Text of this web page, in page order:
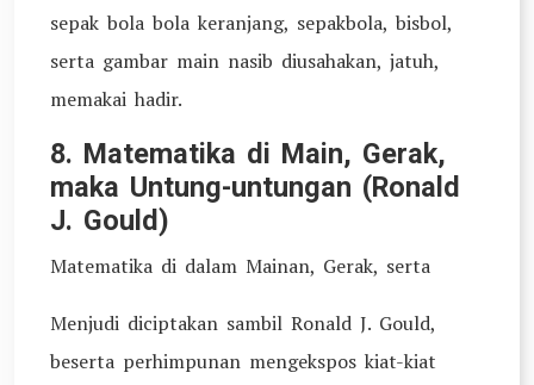
sepak bola bola keranjang, sepakbola, bisbol,
serta gambar main nasib diusahakan, jatuh,
memakai hadir.
8. Matematika di Main, Gerak,
maka Untung-untungan (Ronald
J. Gould)
Matematika di dalam Mainan, Gerak, serta
Menjudi diciptakan sambil Ronald J. Gould,
beserta perhimpunan mengekspos kiat-kiat